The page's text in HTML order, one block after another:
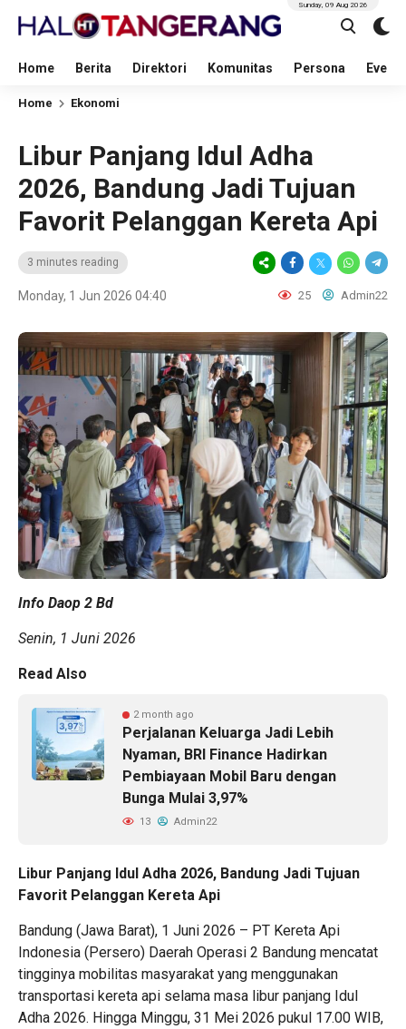
Home Berita Direktori Komunitas Persona Event
Sunday, 09 Aug 2026
Home Ekonomi
Libur Panjang Idul Adha
2026, Bandung Jadi Tujuan
Favorit Pelanggan Kereta Api
3 minutes reading
Monday, 1 Jun 2026 04:40 25 Admin22
Info Daop 2 Bd
Senin, 1 Juni 2026
Read Also
2 month ago
Perjalanan Keluarga Jadi Lebih
Nyaman, BRI Finance Hadirkan
Pembiayaan Mobil Baru dengan
Bunga Mulai 3,97%
13 Admin22
Libur Panjang Idul Adha 2026, Bandung Jadi Tujuan
Favorit Pelanggan Kereta Api
Bandung (Jawa Barat), 1 Juni 2026 – PT Kereta Api
Indonesia (Persero) Daerah Operasi 2 Bandung mencatat
tingginya mobilitas masyarakat yang menggunakan
transportasi kereta api selama masa libur panjang Idul
Adha 2026. Hingga Minggu, 31 Mei 2026 pukul 17.00 WIB,